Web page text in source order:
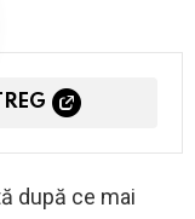
după ce mai